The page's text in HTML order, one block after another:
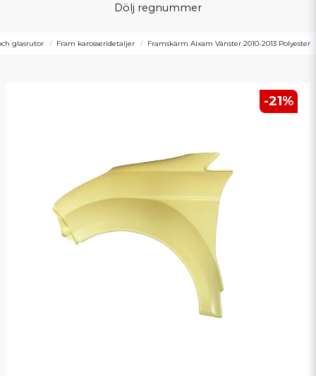
Dölj regnummer
glasrutor Fram karosseridetaljer Framskärm Aixam Vänster 2010-2013 Polyester
-21%